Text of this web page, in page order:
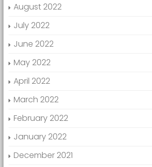
August 2022
July 2022
June 2022
May 2022
April 2022
March 2022
February 2022
January 2022
December 2021